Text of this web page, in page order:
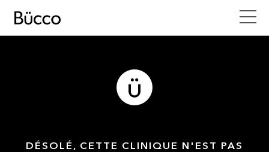
DÉSOLÉ, CETTE CLINIQUE N'EST PAS